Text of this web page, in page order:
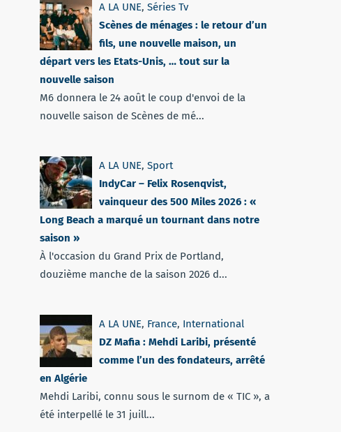
A LA UNE, Séries Tv
Scènes de ménages : le retour d’un
fils, une nouvelle maison, un
départ vers les Etats-Unis, … tout sur la
nouvelle saison
M6 donnera le 24 août le coup d'envoi de la
nouvelle saison de Scènes de mé...
A LA UNE, Sport
IndyCar – Felix Rosenqvist,
vainqueur des 500 Miles 2026 : «
Long Beach a marqué un tournant dans notre
saison »
À l'occasion du Grand Prix de Portland,
douzième manche de la saison 2026 d...
A LA UNE, France, International
DZ Mafia : Mehdi Laribi, présenté
comme l’un des fondateurs, arrêté
en Algérie
Mehdi Laribi, connu sous le surnom de « TIC », a
été interpellé le 31 juill...